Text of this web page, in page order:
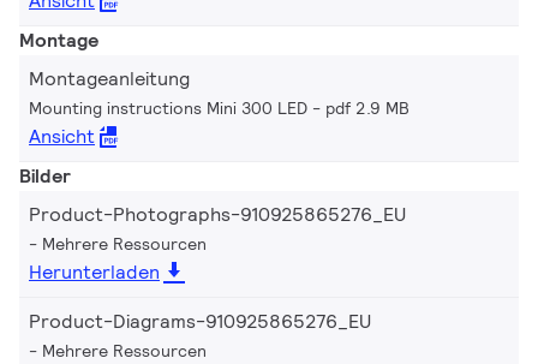
Montage
Montageanleitung
Mounting instructions Mini 300 LED pdf 2.9 MB
Ansicht
Bilder
Product-Photographs-910925865276_EU
Mehrere Ressourcen
Herunterladen
Product-Diagrams-910925865276_EU
Mehrere Ressourcen